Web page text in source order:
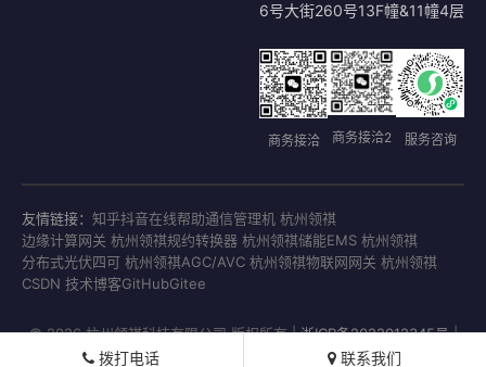
6号大街260号13F幢&11幢4层
商务接洽 商务接洽2 服务咨询
友情链接： 知乎抖音在线帮助通信管理机 杭州领祺
边缘计算网关 杭州领祺规约转换器 杭州领祺储能EMS 杭州领祺
分布式光伏四可 杭州领祺AGC/AVC 杭州领祺物联网网关 杭州领祺
CSDN 技术博客GitHubGitee
© 2026 杭州领祺科技有限公司 版权所有 |浙ICP备2022012345号|
浙公网安备33011802001771号
拨打电话 联系我们